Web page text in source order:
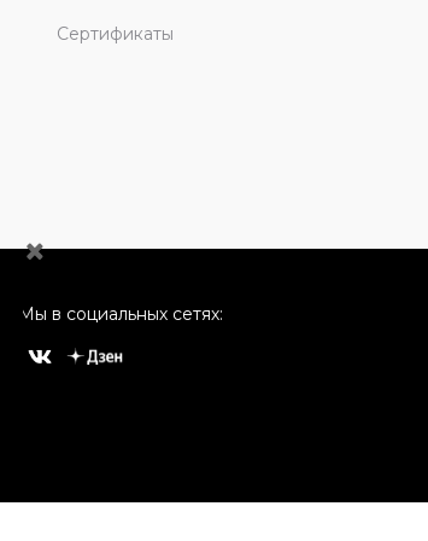
Сертификаты
Мы в социальных сетях: